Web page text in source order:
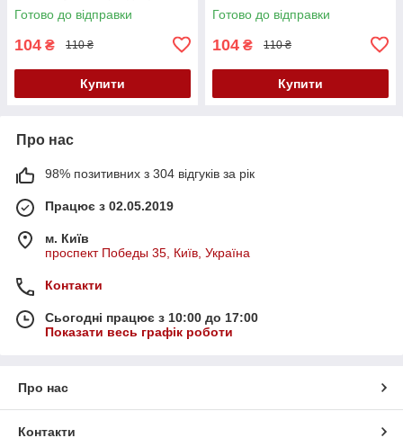
Готово до відправки
104 ₴ 110 ₴
Купити
(Червоний)
Готово до відправки
104 ₴ 110 ₴
Купити
Про нас
98% позитивних з 304 відгуків за рік
Працює з 02.05.2019
м. Київ
проспект Победы 35, Київ, Україна
Контакти
Сьогодні працює з 10:00 до 17:00
Показати весь графік роботи
Про нас
Контакти